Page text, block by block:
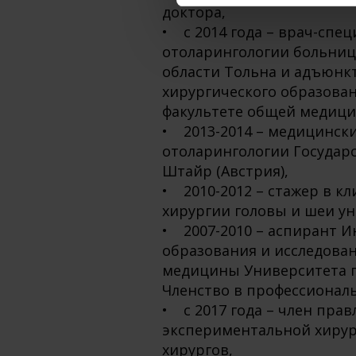
доктора,
• с 2014 года – врач-
отоларингологии
области Тольна и
хирургического
факультете общей
• 2013-2014 –
отоларингологии
Штайр (Австрия),
• 2010-2012 – стажер в
хирургии головы и шеи
• 2007-2010 – аспирант
образования и
медицины Университета
Членство в
• с 2017 года – член
экспериментальной
хирургов,